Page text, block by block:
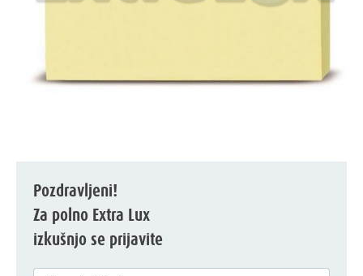
Pozdravljeni!
Za polno Extra Lux
izkušnjo se prijavite